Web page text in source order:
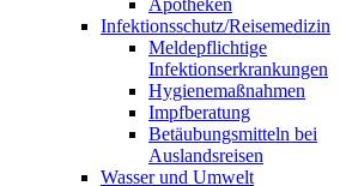
Apotheken
Infektionsschutz/Reisemedizin
Meldepflichtige
Infektionserkrankungen
Hygienemaßnahmen
Impfberatung
Betäubungsmitteln bei
Auslandsreisen
Wasser und Umwelt